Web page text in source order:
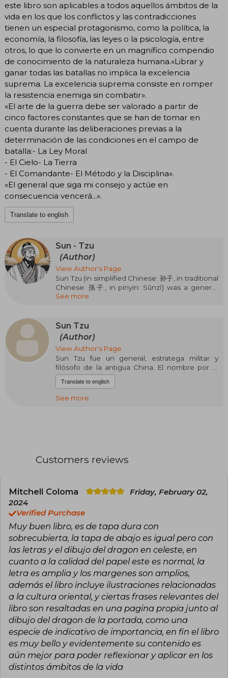
este libro son aplicables a todos aquellos ámbitos de la
vida en los que los conflictos y las contradicciones
tienen un especial protagonismo, como la política, la
economía, la filosofía, las leyes o la psicología, entre
otros, lo que lo convierte en un magnífico compendio
de conocimiento de la naturaleza humana.«Librar y
ganar todas las batallas no implica la excelencia
suprema. La excelencia suprema consiste en romper
la resistencia enemiga sin combatir».
«El arte de la guerra debe ser valorado a partir de
cinco factores constantes que se han de tomar en
cuenta durante las deliberaciones previas a la
determinación de las condiciones en el campo de
batalla:- La Ley Moral
- El Cielo- La Tierra
- El Comandante- El Método y la Disciplina».
«El general que siga mi consejo y actúe en
consecuencia vencerá...».
Translate to english
Sun - Tzu
(Author)
View Author's Page
Sun Tzu (in simplified Chinese: 孙子, in traditional
Chinese: 孫子, in pinyin: Sūnzǐ) was a general,
military strategist, and philosopher from ancient
His birth name was Sun Wu and outside his
family, he was known by his courtesy name
Changqing.
Traditionally, he is considered the author of The
Art of War, an influential treatise on military
strategy. Sun Tzu has had a significant impact on
Chinese and Asian history and culture, both for
writing The Art of War and for being a legendary
See more
Sun Tzu
(Author)
View Author's Page
Sun Tzu fue un general, estratega militar y
filósofo de la antigua China. El nombre por el
que lo conocemos es en realidad un título
honorífico que significa «Maestro Sun». Su
nombre de nacimiento era Sun Wu y fuera de su
Translate to english
See more
Customers reviews
Mitchell Coloma
Friday, February 02,
2024
Verified Purchase
Muy buen libro, es de tapa dura con
sobrecubierta, la tapa de abajo es igual pero con
las letras y el dibujo del dragon en celeste, en
cuanto a la calidad del papel este es normal, la
letra es amplia y los margenes son amplios,
además el libro incluye ilustraciones relacionadas
a la cultura oriental, y ciertas frases relevantes del
libro son resaltadas en una pagina propia junto al
dibujo del dragon de la portada, como una
especie de indicativo de importancia, en fin el libro
es muy bello y evidentemente su contenido es
aún mejor para poder reflexionar y aplicar en los
distintos ámbitos de la vida